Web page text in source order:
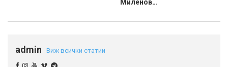
Миленов…
admin Виж всички статии